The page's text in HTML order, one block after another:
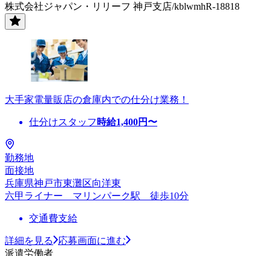
株式会社ジャパン・リリーフ 神戸支店/kblwmhR-18818
大手家電量販店の倉庫内での仕分け業務！
仕分けスタッフ 時給1,400円〜
勤務地
面接地
兵庫県神戸市東灘区向洋東
六甲ライナー マリンパーク駅 徒歩10分
交通費支給
詳細を見る
応募画面に進む
派遣労働者